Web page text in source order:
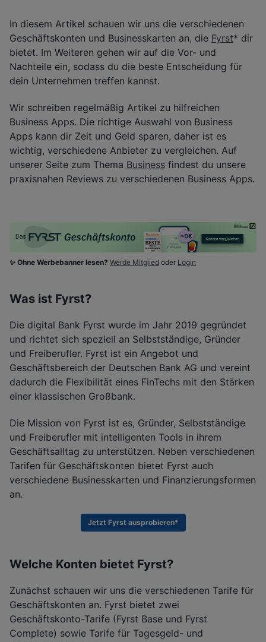
In diesem Artikel schauen wir uns die verschiedenen
Geschäftskonten und Businesskarten an, die Fyrst* dir
bietet. Im Weiteren gehen wir auf die Vor- und
Nachteile ein, sodass du die beste Entscheidung für
dein Unternehmen treffen kannst.
Wir schreiben regelmäßig Artikel zu hilfreichen
Business Apps. Die richtige Auswahl von Business
Apps kann dir Zeit und Geld sparen, daher ist es
wichtig, verschiedene Anbieter zu vergleichen. Auf
unserer Seite zum Thema Business findest du unsere
praxisnahen Reviews zu verschiedenen Business Apps.
✨ Ohne Werbebanner lesen? Werde Mitglied oder Login
Was ist Fyrst?
Die digital Bank Fyrst wurde im Jahr 2019 gegründet
und richtet sich speziell an Selbstständige, Gründer
und Freiberufler. Fyrst ist ein Angebot und
Geschäftsbereich der Deutschen Bank AG und vereint
dadurch die Flexibilität eines FinTechs mit den Stärken
einer klassischen Großbank.
Die Mission von Fyrst ist es, Gründer, Selbstständige
und Freiberufler mit intelligenten Tools in ihrem
Geschäftsalltag zu unterstützen. Neben verschiedenen
Tarifen für Geschäftskonten bietet Fyrst auch
verschiedene Businesskarten und Finanzierungsformen
an.
Jetzt Fyrst ausprobieren*
Welche Konten bietet Fyrst?
Zunächst schauen wir uns die verschiedenen Tarife für
Geschäftskonten an. Fyrst bietet zwei
Geschäftskonto-Tarife (Fyrst Base und Fyrst
Complete) sowie Tarife für Tagesgeld- und